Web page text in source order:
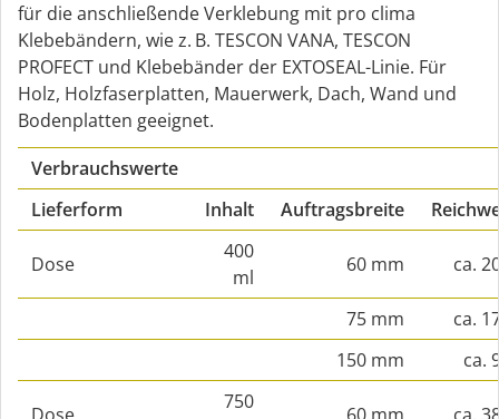
für die anschließende Verklebung mit pro clima
Klebebändern, wie z. B. TESCON VANA, TESCON
PROFECT und Klebebänder der EXTOSEAL-Linie. Für
Holz, Holzfaserplatten, Mauerwerk, Dach, Wand und
Bodenplatten geeignet.
Verbrauchswerte
Lieferform
Inhalt Auftragsbreite
Dose
400
ml
60 mm ca.
75 mm
ca.
150 mm
ca.
750